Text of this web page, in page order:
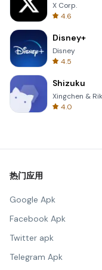
X Corp.
4.6
Disney+
Disney
4.5
Shizuku
Xingchen &
4.0
热门应用
Google Apk
Facebook Apk
Twitter apk
Telegram Apk